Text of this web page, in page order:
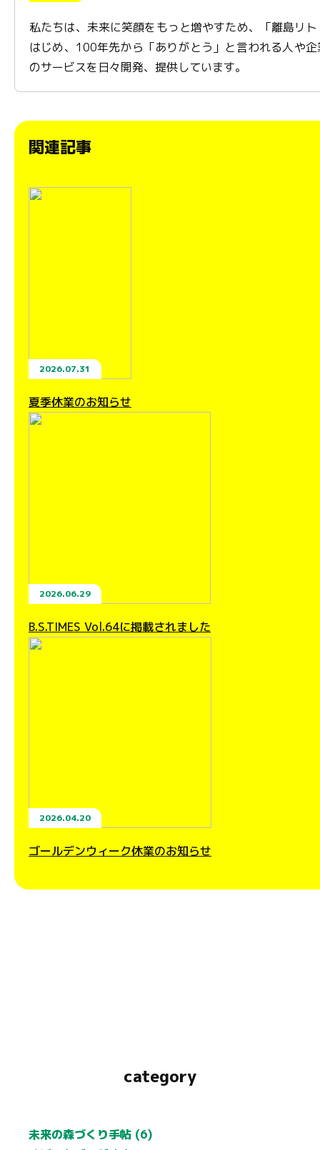
私たちは、未来に笑顔をもっと増やすため、「離島リ
はじめ、100年先から「ありがとう」と言われる人や
のサービスを日々開発、提供しています。
関連記事
2026.07.31
夏季休業のお知らせ
2026.06.29
B.S.TIMES Vol.64に掲載されました
2026.04.20
ゴールデンウィーク休業のお知らせ
category
未来の森づくり手帖 (6)